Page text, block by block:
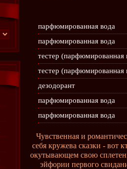
парфюмированная вода
парфюмированная вода
тестер (парфюмированная
тестер (парфюмированная
дезодорант
парфюмированная вода
парфюмированная вода
Чувственная и
себя кружева сказки - вот
окутывающем свою
эйфории первого